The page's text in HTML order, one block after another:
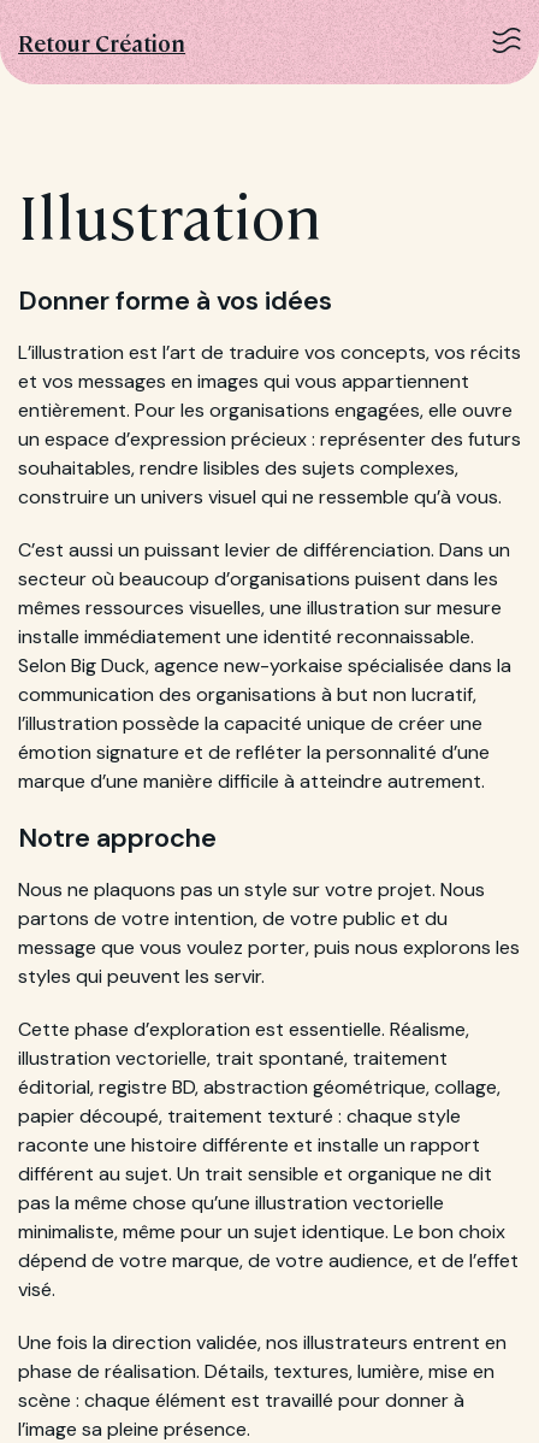
Retour Création
Illustration
Donner forme à vos idées
L’illustration est l’art de traduire vos concepts, vos récits
et vos messages en images qui vous appartiennent
entièrement. Pour les organisations engagées, elle ouvre
un espace d’expression précieux : représenter des futurs
souhaitables, rendre lisibles des sujets complexes,
construire un univers visuel qui ne ressemble qu’à vous.
C’est aussi un puissant levier de différenciation. Dans un
secteur où beaucoup d’organisations puisent dans les
mêmes ressources visuelles, une illustration sur mesure
installe immédiatement une identité reconnaissable.
Selon Big Duck, agence new-yorkaise spécialisée dans la
communication des organisations à but non lucratif,
l’illustration possède la capacité unique de créer une
émotion signature et de refléter la personnalité d’une
marque d’une manière difficile à atteindre autrement.
Notre approche
Nous ne plaquons pas un style sur votre projet. Nous
partons de votre intention, de votre public et du
message que vous voulez porter, puis nous explorons les
styles qui peuvent les servir.
Cette phase d’exploration est essentielle. Réalisme,
illustration vectorielle, trait spontané, traitement
éditorial, registre BD, abstraction géométrique, collage,
papier découpé, traitement texturé : chaque style
raconte une histoire différente et installe un rapport
différent au sujet. Un trait sensible et organique ne dit
pas la même chose qu’une illustration vectorielle
minimaliste, même pour un sujet identique. Le bon choix
dépend de votre marque, de votre audience, et de l’effet
visé.
Une fois la direction validée, nos illustrateurs entrent en
phase de réalisation. Détails, textures, lumière, mise en
scène : chaque élément est travaillé pour donner à
l’image sa pleine présence.